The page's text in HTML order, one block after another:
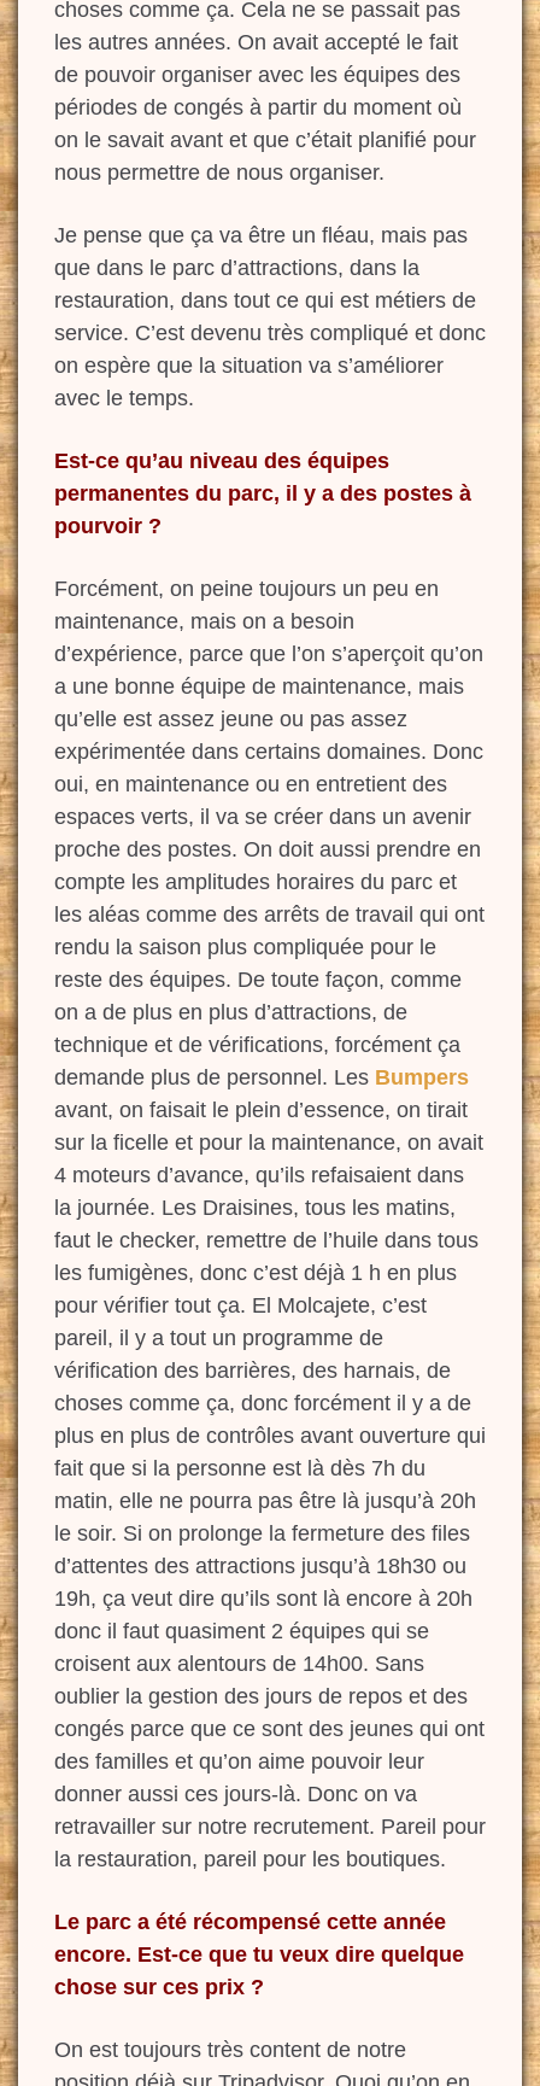
choses comme ça. Cela ne se passait pas
les autres années. On avait accepté le fait
de pouvoir organiser avec les équipes des
périodes de congés à partir du moment où
on le savait avant et que c’était planifié pour
nous permettre de nous organiser.
Je pense que ça va être un fléau, mais pas
que dans le parc d’attractions, dans la
restauration, dans tout ce qui est métiers de
service. C’est devenu très compliqué et donc
on espère que la situation va s’améliorer
avec le temps.
Est-ce qu’au niveau des équipes
permanentes du parc, il y a des postes à
pourvoir ?
Forcément, on peine toujours un peu en
maintenance, mais on a besoin
d’expérience, parce que l’on s’aperçoit qu’on
a une bonne équipe de maintenance, mais
qu’elle est assez jeune ou pas assez
expérimentée dans certains domaines. Donc
oui, en maintenance ou en entretient des
espaces verts, il va se créer dans un avenir
proche des postes. On doit aussi prendre en
compte les amplitudes horaires du parc et
les aléas comme des arrêts de travail qui ont
rendu la saison plus compliquée pour le
reste des équipes. De toute façon, comme
on a de plus en plus d’attractions, de
technique et de vérifications, forcément ça
demande plus de personnel. Les Bumpers
avant, on faisait le plein d’essence, on tirait
sur la ficelle et pour la maintenance, on avait
4 moteurs d’avance, qu’ils refaisaient dans
la journée. Les Draisines, tous les matins,
faut le checker, remettre de l’huile dans tous
les fumigènes, donc c’est déjà 1 h en plus
pour vérifier tout ça. El Molcajete, c’est
pareil, il y a tout un programme de
vérification des barrières, des harnais, de
choses comme ça, donc forcément il y a de
plus en plus de contrôles avant ouverture qui
fait que si la personne est là dès 7h du
matin, e lle ne pourra pas être là jusqu’à 20h
le soir. Si on prolonge la fermeture des files
d’attentes des attractions jusqu’à 18h30 ou
19h, ça veut dire qu’ils sont là encore à 20h
donc il faut quasiment 2 équipes qui se
croisent aux alentours de 14h00. Sans
oublier la gestion des jours de repos et des
congés parce que ce sont des jeunes qui ont
des familles et qu’on aime pouvoir leur
donner aussi ces jours-là. Donc on va
retravailler sur notre recrutement. Pareil pour
la restauration, pareil pour les boutiques.
Le parc a été récompensé cette année
encore. Est-ce que tu veux dire quelque
chose sur ces prix ?
On est toujours très content de notre